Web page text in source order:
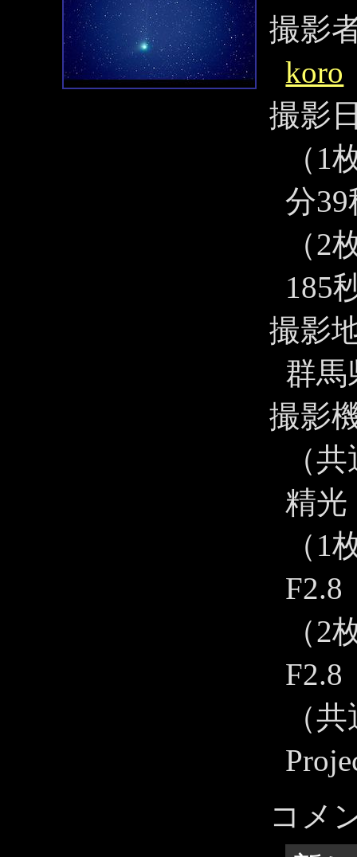
撮影
koro
撮影
（1
分
（2
185
撮影
群馬
撮影
（
精光
（1
F2.8
（2
F2.8
（
コメ